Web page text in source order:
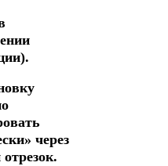
через
отрезок.